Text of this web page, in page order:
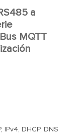
a
MQTT
IPv4, DHCP, DNS